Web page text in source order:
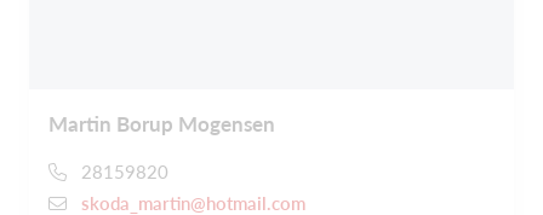
Martin Borup Mogensen
28159820
skoda_martin@hotmail.com